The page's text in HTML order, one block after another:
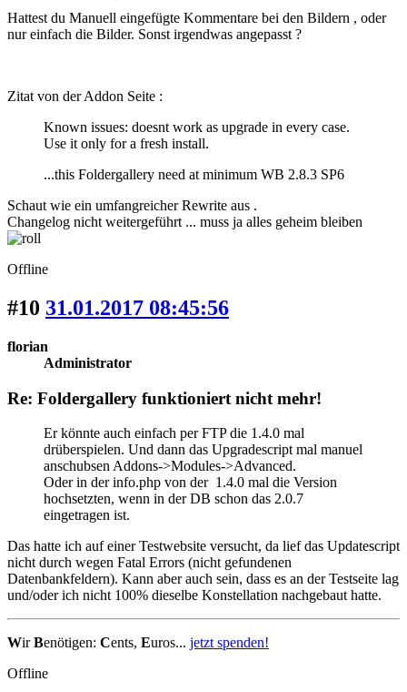
Hattest du Manuell eingefügte Kommentare bei den Bildern , oder
nur einfach die Bilder. Sonst irgendwas angepasst ?
Zitat von der Addon Seite :
Known issues: doesnt work as upgrade in every case.
Use it only for a fresh install.
...this Foldergallery need at minimum WB 2.8.3 SP6
Schaut wie ein umfangreicher Rewrite aus .
Changelog nicht weitergeführt ... muss ja alles geheim bleiben
Offline
#10 31.01.2017 08:45:56
florian
Administrator
Re: Foldergallery funktioniert nicht mehr!
Er könnte auch einfach per FTP die 1.4.0 mal
drüberspielen. Und dann das Upgradescript mal manuel
anschubsen Addons->Modules->Advanced.
Oder in der info.php von der 1.4.0 mal die Version
hochsetzten, wenn in der DB schon das 2.0.7
eingetragen ist.
Das hatte ich auf einer Testwebsite versucht, da lief das Updatescript
nicht durch wegen Fatal Errors (nicht gefundenen
Datenbankfeldern). Kann aber auch sein, dass es an der Testseite lag
und/oder ich nicht 100% dieselbe Konstellation nachgebaut hatte.
WirBenötigen: Cents, Euros... jetzt spenden!
Offline